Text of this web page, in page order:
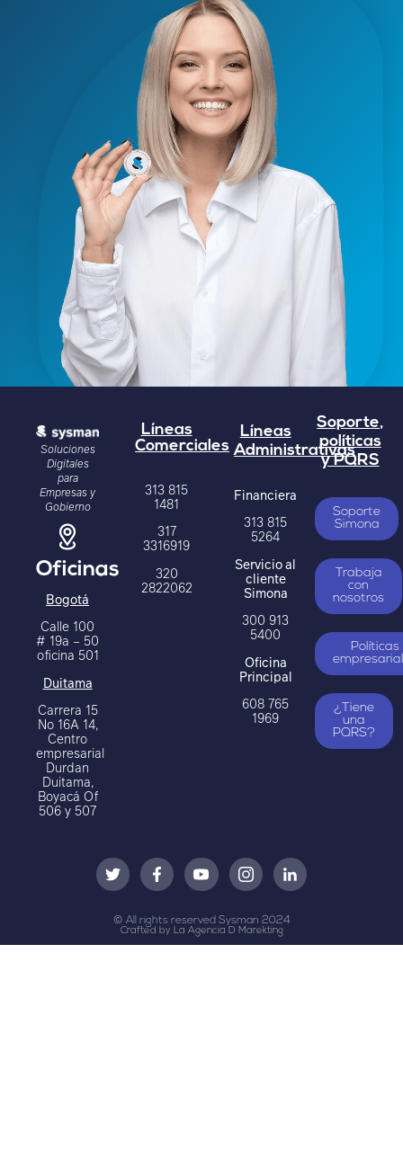
Soluciones
Digitales
para
Empresas y
Gobierno
Oficinas
Bogotá
Calle 100
# 19a – 50
oficina 501
Duitama
Carrera 15
No 16A 14,
Centro
empresarial
Durdan
Duitama,
Boyacá Of
506 y 507
Líneas
Comerciales
313 815
1481
317
3316919
320
2822062
Líneas
Administrativas
Financiera
313 815
5264
Servicio al
cliente
Simona
300 913
5400
Oficina
Principal
608 765
1969
Soporte,
políticas
y PQRS
Soporte
Simona
Trabaja
con
nosotros
Políticas
¿Tiene
una
PQRS?
© All rights reserved Sysman 2024
Crafted by La Agencia D Marekting